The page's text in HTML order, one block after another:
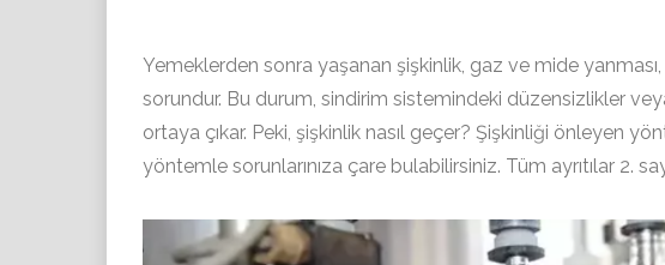
Yemeklerden sonra yaşanan şişkinlik, gaz ve mide yanması,
sorundur. Bu durum, sindirim sistemindeki düzensizlikler
ortaya çıkar. Peki, şişkinlik nasıl geçer? Şişkinliği önleyen
yöntemle sorunlarınıza çare bulabilirsiniz. Tüm ayrıtılar 2.